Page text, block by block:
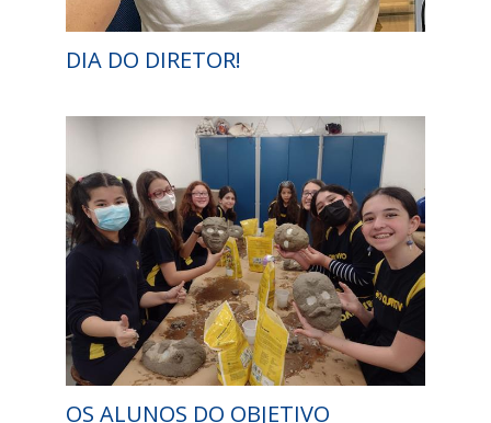
DIA DO DIRETOR!
OS ALUNOS DO OBJETIVO